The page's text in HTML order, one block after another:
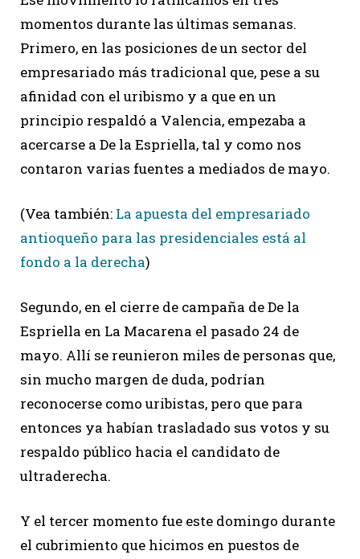
momentos durante las últimas semanas.
Primero, en las posiciones de un sector del
empresariado más tradicional que, pese a su
afinidad con el uribismo y a que en un
principio respaldó a Valencia, empezaba a
acercarse a De la Espriella, tal y como nos
contaron varias fuentes a mediados de mayo.
(Vea también: La apuesta del empresariado
antioqueño para las presidenciales está al
fondo a la derecha)
Segundo, en el cierre de campaña de De la
Espriella en La Macarena el pasado 24 de
mayo. Allí se reunieron miles de personas que,
sin mucho margen de duda, podrían
reconocerse como uribistas, pero que para
entonces ya habían trasladado sus votos y su
respaldo público hacia el candidato de
ultraderecha.
Y el tercer momento fue este domingo durante
el cubrimiento que hicimos en puestos de